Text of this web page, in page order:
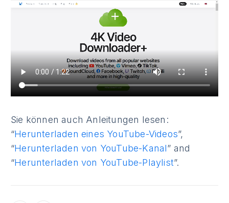
Sie können auch Anleitungen lesen:
“Herunterladen eines YouTube-Videos”,
“Herunterladen von YouTube-Kanal” and
“Herunterladen von YouTube-Playlist”.